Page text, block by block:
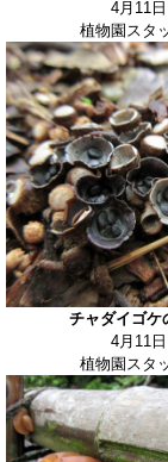
4月11日
植物園スタ
チャダイゴケ
4月11日
植物園スタ